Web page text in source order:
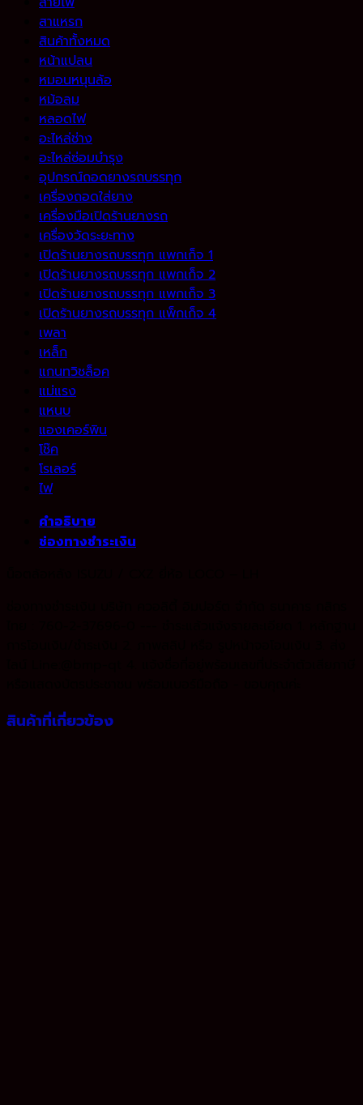
สาแหรก
สินค้าทั้งหมด
หน้าแปลน
หมอนหนุนล้อ
หม้อลม
หลอดไฟ
อะไหล่ช่าง
อะไหล่ซ่อมบำรุง
อุปกรณ์ถอดยางรถบรรทุก
เครื่องถอดใส่ยาง
เครื่องมือเปิดร้านยางรถ
เครื่องวัดระยะทาง
เปิดร้านยางรถบรรทุก แพกเก็จ 1
เปิดร้านยางรถบรรทุก แพกเก็จ 2
เปิดร้านยางรถบรรทุก แพกเก็จ 3
เปิดร้านยางรถบรรทุก แพ็กเก็จ 4
เพลา
เหล็ก
แกนทวิชล็อค
แม่แรง
แหนบ
แองเคอร์พิน
โช๊ค
โรเลอร์
ไฟ
คำอธิบาย
ช่องทางชำระเงิน
สินค้าที่เกี่ยวข้อง